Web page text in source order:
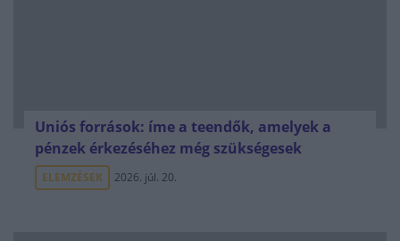
Uniós források: íme a teendők, amelyek a
pénzek érkezéséhez még szükségesek
ELEMZÉSEK 2026. júl. 20.